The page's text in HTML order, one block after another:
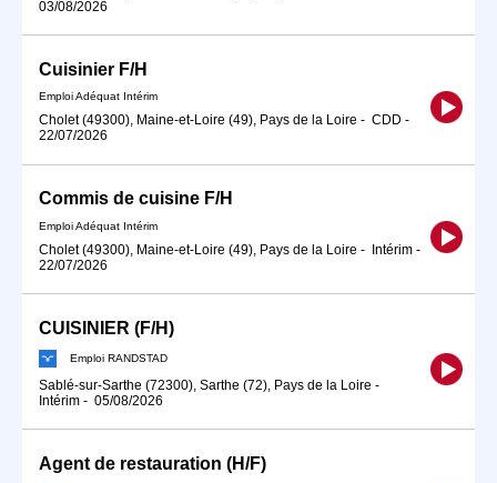
03/08/2026
Cuisinier F/H
Emploi Adéquat Intérim
Cholet (49300), Maine-et-Loire (49), Pays de la Loire - CDD -
22/07/2026
Commis de cuisine F/H
Emploi Adéquat Intérim
Cholet (49300), Maine-et-Loire (49), Pays de la Loire - Intérim -
22/07/2026
CUISINIER (F/H)
Emploi RANDSTAD
Sablé-sur-Sarthe (72300), Sarthe (72), Pays de la Loire -
Intérim - 05/08/2026
Agent de restauration (H/F)